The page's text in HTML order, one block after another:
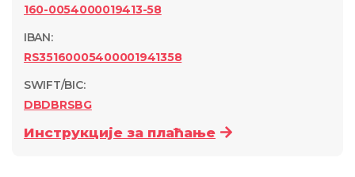
160-0054000019413-58
IBAN:
RS35160005400001941358
SWIFT/BIC:
DBDBRSBG
Инструкције за плаћање